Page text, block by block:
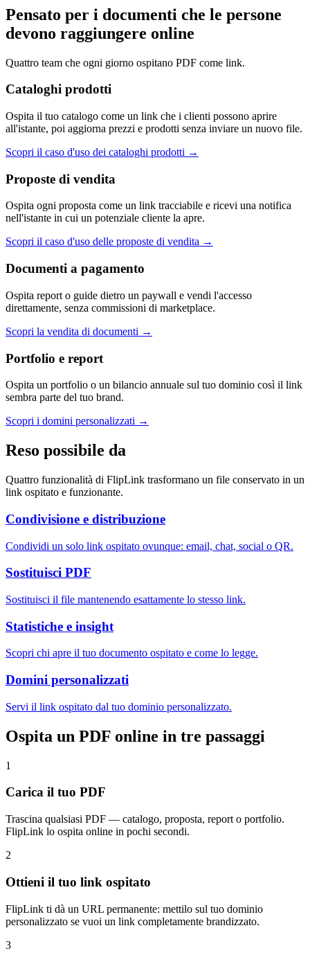
Pensato per i documenti che le persone
devono raggiungere online
Quattro team che ogni giorno ospitano PDF come link.
Cataloghi prodotti
Ospita il tuo catalogo come un link che i clienti possono aprire
all'istante, poi aggiorna prezzi e prodotti senza inviare un nuovo file.
Scopri il caso d'uso dei cataloghi prodotti →
Proposte di vendita
Ospita ogni proposta come un link tracciabile e ricevi una notifica
nell'istante in cui un potenziale cliente la apre.
Scopri il caso d'uso delle proposte di vendita →
Documenti a pagamento
Ospita report o guide dietro un paywall e vendi l'accesso
direttamente, senza commissioni di marketplace.
Scopri la vendita di documenti →
Portfolio e report
Ospita un portfolio o un bilancio annuale sul tuo dominio così il link
sembra parte del tuo brand.
Scopri i domini personalizzati →
Reso possibile da
Quattro funzionalità di FlipLink trasformano un file conservato in un
link ospitato e funzionante.
Condivisione e distribuzione
Condividi un solo link ospitato ovunque: email, chat, social o QR.
Sostituisci PDF
Sostituisci il file mantenendo esattamente lo stesso link.
Statistiche e insight
Scopri chi apre il tuo documento ospitato e come lo legge.
Domini personalizzati
Servi il link ospitato dal tuo dominio personalizzato.
Ospita un PDF online in tre passaggi
1
Carica il tuo PDF
Trascina qualsiasi PDF — catalogo, proposta, report o portfolio.
FlipLink lo ospita online in pochi secondi.
2
Ottieni il tuo link ospitato
FlipLink ti dà un URL permanente: mettilo sul tuo dominio
personalizzato se vuoi un link completamente brandizzato.
3